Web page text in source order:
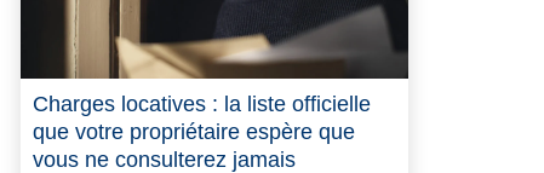
Charges locatives : la liste officielle
que votre propriétaire espère que
vous ne consulterez jamais